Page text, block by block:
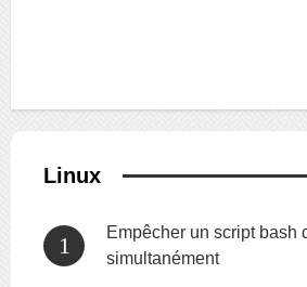
Linux
Empêcher un script bash
simultanément